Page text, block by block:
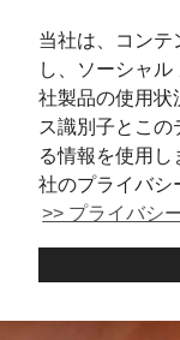
当社は、コンテ
し、ソーシャ
社製品の使用状
ス識別子とこ
る情報を使用し
社のプライバシ
>> プライバシ
飲食
マグロを味わ
ないマグロ料理
日本はマグロの消
に、日本ではマグ
す。 また、希少な
ロを楽しみ尽くす